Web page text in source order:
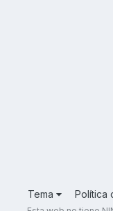
Tema Política